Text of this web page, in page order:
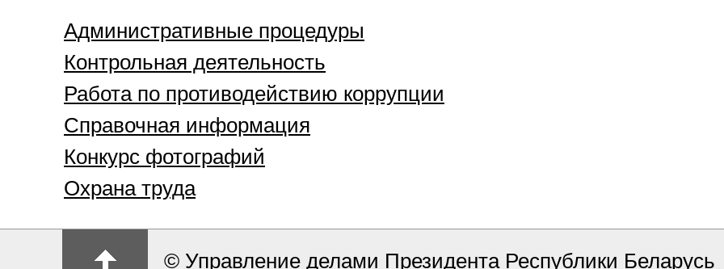
Административные процедуры
Контрольная деятельность
Работа по противодействию коррупции
Справочная информация
Конкурс фотографий
Охрана труда
© Управление делами Президента Республики Беларусь